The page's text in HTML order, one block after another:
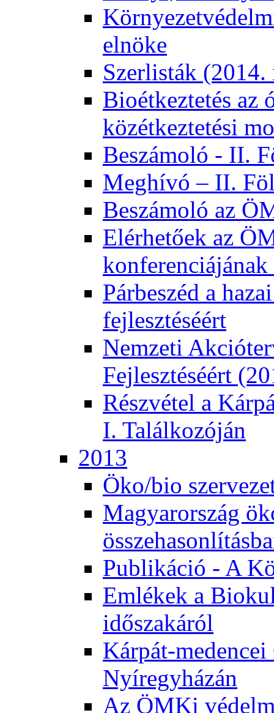
elnöke
Szerlisták (2014.
Bioétkeztetés az
közétkeztetési
Beszámoló - II.
Meghívó – II.
Beszámoló az
Elérhetőek az
konferenciájának
Párbeszéd a
fejlesztéséért
Nemzeti
Fejlesztéséért
Részvétel a
I. Találkozóján
2013
Öko/bio
Magyarország
Publikáció - A
Emlékek a
időszakáról
Kárpát-
Nyíregyházán
Az ÖMKi